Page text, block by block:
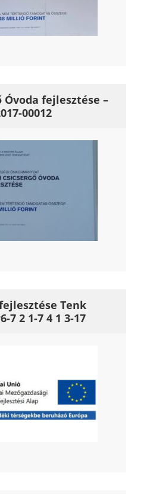
Óvoda fejlesztése –
00012
Tenk
7 2 1-7 4 1 3-17